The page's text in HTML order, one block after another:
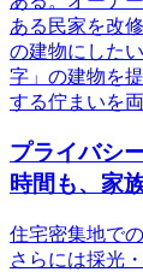
ある民家を改
の建物にした
字」の建物を
する佇まいを
プライバシ
時間も、家
住宅密集地で
さらには採光